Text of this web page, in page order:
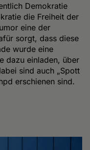
Demokratie
die Freiheit der
eine der
sorgt, dass diese
wurde eine
dazu einladen, über
sind auch „Spott
erschienen sind.